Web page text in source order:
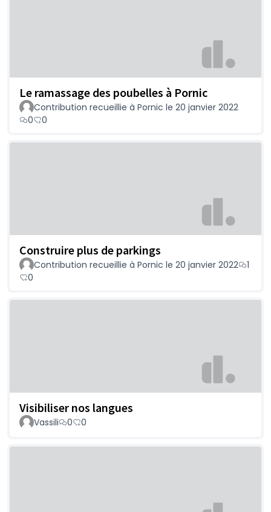
Le ramassage des poubelles à Pornic
Contribution recueillie à Pornic le 20 janvier 2022
0
0
Construire plus de parkings
Contribution recueillie à Pornic le 20 janvier 2022
1
0
Visibiliser nos langues
Vassili 0 0